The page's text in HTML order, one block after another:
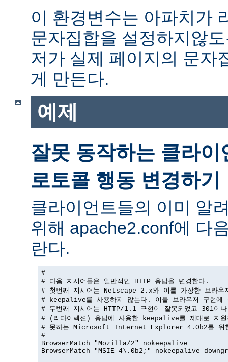
이 환경변수는 아파치가
문자집합을 설정하지않
저가 실제 페이지의 문자
게 만든다.
예제
잘못 동작하는 클라
로토콜 행동 변경하기
클라이언트들의 이미 알
위해 apache2.conf에 다
란다.
#
# 다음 지시어들은 일반적인 HTTP 응답을 변경한다.
# 첫번째 지시어는 Netscape 2.x와 이를 가장한 브라우
# keepalive를 사용하지 않는다. 이들 브라우저 구현에
# 두번째 지시어는 HTTP/1.1 구현이 잘못되었고 301이
# (리다이렉션) 응답에 사용한 keepalive를 제대로 지원
# 못하는 Microsoft Internet Explorer 4.0b2를 위
#
BrowserMatch "Mozilla/2" nokeepalive
BrowserMatch "MSIE 4\.0b2;" nokeepalive